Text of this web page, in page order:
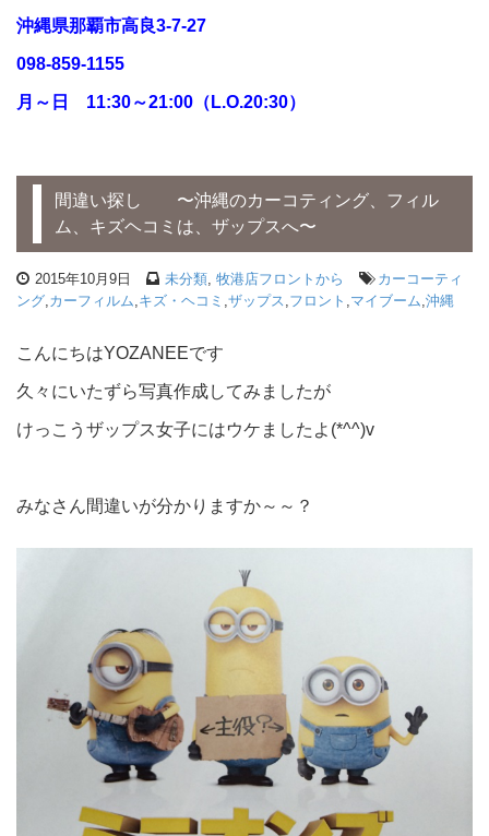
沖縄県那覇市高良3-7-27
098-859-1155
月～日 11:30～21:00（L.O.20:30）
間違い探し 〜沖縄のカーコティング、フィル
ム、キズヘコミは、ザップスへ〜
2015年10月9日 未分類 牧港店フロントから
カーコーティ
ング カーフィルム キズ・ヘコミ ザップス フロント マイブーム 沖縄
こんにちはYOZANEEです
久々にいたずら写真作成してみましたが
けっこうザップス女子にはウケましたよ(*^^)v
みなさん間違いが分かりますか～～？